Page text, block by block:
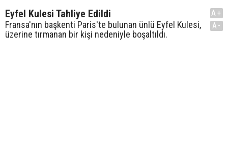
Eyfel Kulesi Tahliye Edildi
Fransa'nın başkenti Paris'te bulunan ünlü Eyfel Kulesi,
üzerine tırmanan bir kişi nedeniyle boşaltıldı.
A+
A-